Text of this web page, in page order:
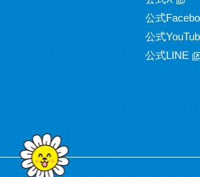
公式
公式
公式LINE